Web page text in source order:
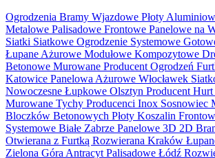
Ogrodzenia Bramy Wjazdowe Płoty
Metalowe Palisadowe Frontowe Panelowe na
Siatki Siatkowe Ogrodzenie Systemowe
Łupane Ażurowe Modułowe Kompozytowe
Betonowe Murowane Producent Ogrodzeń
Katowice Panelowa Ażurowe Włocławek
Nowoczesne Łupkowe Olsztyn Producent Hurt
Murowane Tychy Producenci Inox Sosnowiec
Bloczków Betonowych Płoty Koszalin
Systemowe Białe Zabrze Panelowe 3D 2D
Otwierana z Furtką Rozwierana Kraków
Zielona Góra Antracyt Palisadowe Łódź